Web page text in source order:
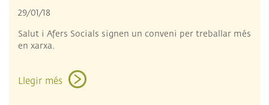
29/01/18
Salut i Afers Socials signen un conveni per treballar més
en xarxa.
Llegir més